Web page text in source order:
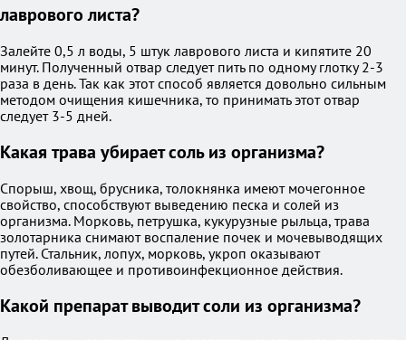
лаврового листа?
Залейте 0,5 л воды, 5 штук лаврового листа и кипятите 20
минут. Полученный отвар следует пить по одному глотку 2-3
раза в день. Так как этот способ является довольно сильным
методом очищения кишечника, то принимать этот отвар
следует 3-5 дней.
Какая трава убирает соль из организма?
Спорыш, хвощ, брусника, толокнянка имеют мочегонное
свойство, способствуют выведению песка и солей из
организма. Морковь, петрушка, кукурузные рыльца, трава
золотарника снимают воспаление почек и мочевыводящих
путей. Стальник, лопух, морковь, укроп оказывают
обезболивающее и противоинфекционное действия.
Какой препарат выводит соли из организма?